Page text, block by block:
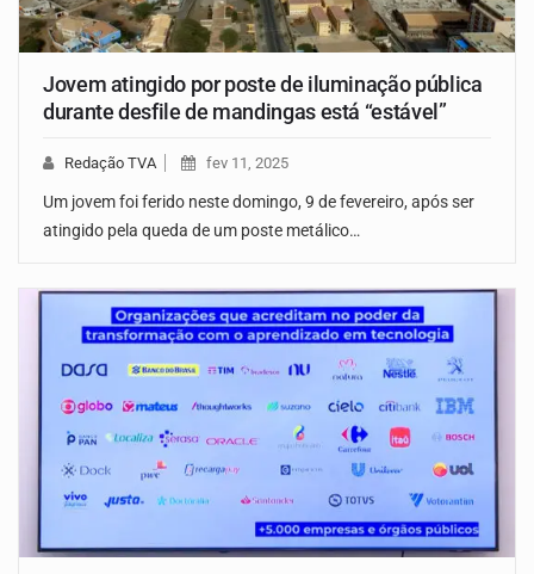
Jovem atingido por poste de iluminação pública
durante desfile de mandingas está “estável”
Redação TVA fev 11, 2025
Um jovem foi ferido neste domingo, 9 de fevereiro, após ser
atingido pela queda de um poste metálico…